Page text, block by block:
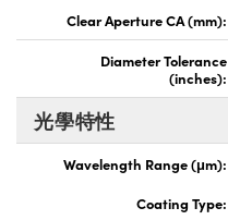
Clear Aperture CA (mm):
Diameter Tolerance
(inches):
光學特性
Wavelength Range (μm):
Coating Type: